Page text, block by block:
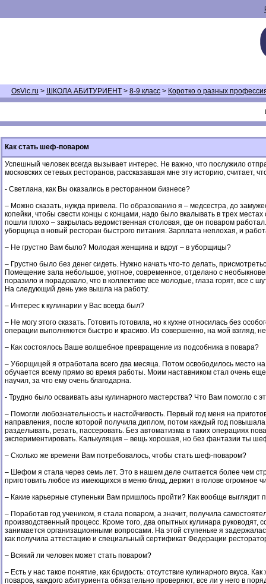
OsVic.ru > ШКОЛА АБИТУРИЕНТ > 8-9 класс > Коротко о разных
Как стать шеф-поваром
Успешный человек всегда вызывает интерес. Не важно, что послужило
московских сетевых ресторанов, рассказавшая мне эту историю, считает,
- Светлана, как Вы оказались в ресторанном бизнесе?
– Можно сказать, нужда привела. По образованию я – медсестра, до
копейки, чтобы свести концы с концами, надо было вкалывать в трех
пошли плохо – закрылась ведомственная столовая, где он поваром
уборщица в новый ресторан быстрого питания. Зарплата неплохая, и
– Не грустно Вам было? Молодая женщина и вдруг – в уборщицы?
– Грустно было без денег сидеть. Нужно начать что-то делать,
Помещение зала небольшое, уютное, современное, отделано с
поразило и порадовало, что в коллективе все молодые, глаза горят, все с
На следующий день уже вышла на работу.
– Интерес к кулинарии у Вас всегда был?
– Не могу этого сказать. Готовить готовила, но к кухне относилась без
операции выполняются быстро и красиво. Из совершенно, на мой взгляд,
– Как состоялось Ваше волшебное превращение из подсобника в повара?
– Уборщицей я отработала всего два месяца. Потом освободилось место
обучается всему прямо во время работы. Моим наставником стал очень
научил, за что ему очень благодарна.
- Трудно было осваивать азы кулинарного мастерства? Что Вам помогло с
– Помогли любознательность и настойчивость. Первый год меня на
направления, после которой получила диплом, потом каждый год
разделывать, резать, пассеровать. Без автоматизма в таких операциях
экспериментировать. Калькуляция – вещь хорошая, но без фантазии ты
– Сколько же времени Вам потребовалось, чтобы стать шеф-поваром?
– Шефом я стала через семь лет. Это в нашем деле считается более чем
приготовить любое из имеющихся в меню блюд, держит в голове огромное
– Какие карьерные ступеньки Вам пришлось пройти? Как вообще выглядит
– Поработав год учеником, я стала поваром, а значит, получила
производственный процесс. Кроме того, два опытных кулинара
занимается организационными вопросами. На этой ступеньке я
как получила аттестацию и специальный сертификат Федерации
– Всякий ли человек может стать поваром?
– Есть у нас такое понятие, как бридость: отсутствие кулинарного вкуса.
поваров, каждого абитуриента обязательно проверяют, все ли у него в